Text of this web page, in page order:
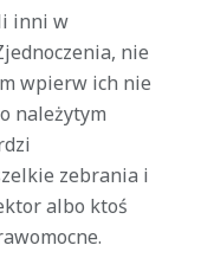
inni w
nie
wpierw ich nie
należytym
zebrania i
albo ktoś